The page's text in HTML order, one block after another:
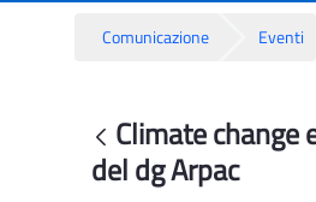
Comunicazione Eventi
Climate change
Indietro
Climate change
del dg Arpac